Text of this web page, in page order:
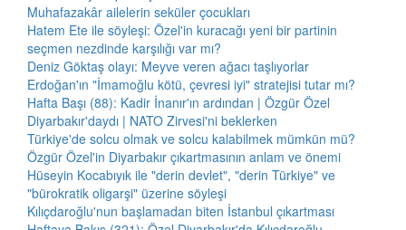
Muhafazakâr ailelerin seküler çocukları
Hatem Ete ile söyleşi: Özel'in kuracağı yeni bir partinin
seçmen nezdinde karşılığı var mı?
Deniz Göktaş olayı: Meyve veren ağacı taşlıyorlar
Erdoğan'ın "İmamoğlu kötü, çevresi iyi" stratejisi tutar mı?
Hafta Başı (88): Kadir İnanır'ın ardından | Özgür Özel
Diyarbakır'daydı | NATO Zirvesi'ni beklerken
Türkiye'de solcu olmak ve solcu kalabilmek mümkün mü?
Özgür Özel'in Diyarbakır çıkartmasının anlam ve önemi
Hüseyin Kocabıyık ile "derin devlet", "derin Türkiye" ve
"bürokratik oligarşi" üzerine söyleşi
Kılıçdaroğlu'nun başlamadan biten İstanbul çıkartması